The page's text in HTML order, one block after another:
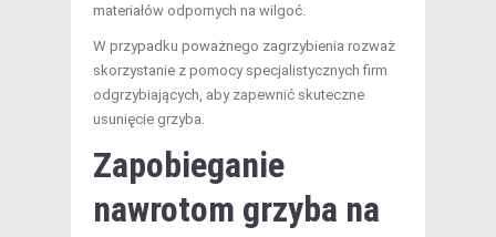
materiałów odpornych na wilgoć.
W przypadku poważnego zagrzybienia rozważ
skorzystanie z pomocy specjalistycznych firm
odgrzybiających, aby zapewnić skuteczne
usunięcie grzyba.
Zapobieganie
nawrotom grzyba na